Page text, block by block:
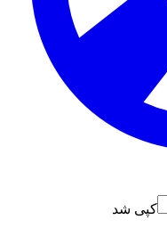
کپی شد